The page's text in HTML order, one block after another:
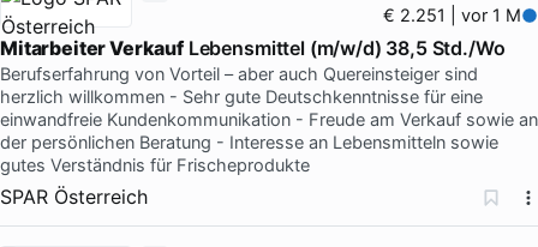
€ 2.251 | vor 1 M
Mitarbeiter VerkaufLebensmittel (m/w/d) 38,5 Std./Wo
Berufserfahrung von Vorteil – aber auch Quereinsteiger sind
herzlich willkommen - Sehr gute Deutschkenntnisse für eine
einwandfreie Kundenkommunikation - Freude am Verkauf sowie an
der persönlichen Beratung - Interesse an Lebensmitteln sowie
gutes Verständnis für Frischeprodukte
SPAR Österreich